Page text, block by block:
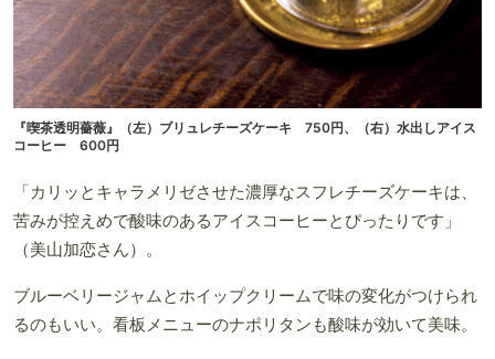
『喫茶透明薔薇』（左）ブリュレチーズケーキ 750円、（右）水出しアイス
コーヒー 600円
「カリッとキャラメリゼさせた濃厚なスフレチーズケーキは、
苦みが控えめで酸味のあるアイスコーヒーとぴったりです」
（美山加恋さん）。
ブルーベリージャムとホイップクリームで味の変化がつけられ
るのもいい。看板メニューのナポリタンも酸味が効いて美味。